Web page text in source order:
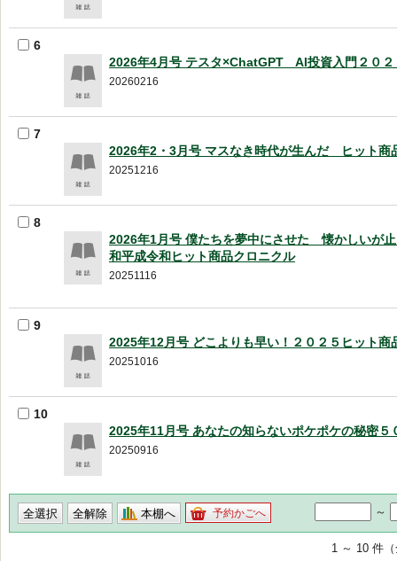
6
2026年4月号 テスタ×ChatGPT AI投資入門２０２
20260216
7
2026年2・3月号 マスなき時代が生んだ ヒット商
20251216
8
2026年1月号 僕たちを夢中にさせた 懐かしいが
和平成令和ヒット商品クロニクル
20251116
9
2025年12月号 どこよりも早い！２０２５ヒット商
20251016
10
2025年11月号 あなたの知らないポケポケの秘密５
20250916
本棚へ 予約かごへ ～
1 ～ 10 件